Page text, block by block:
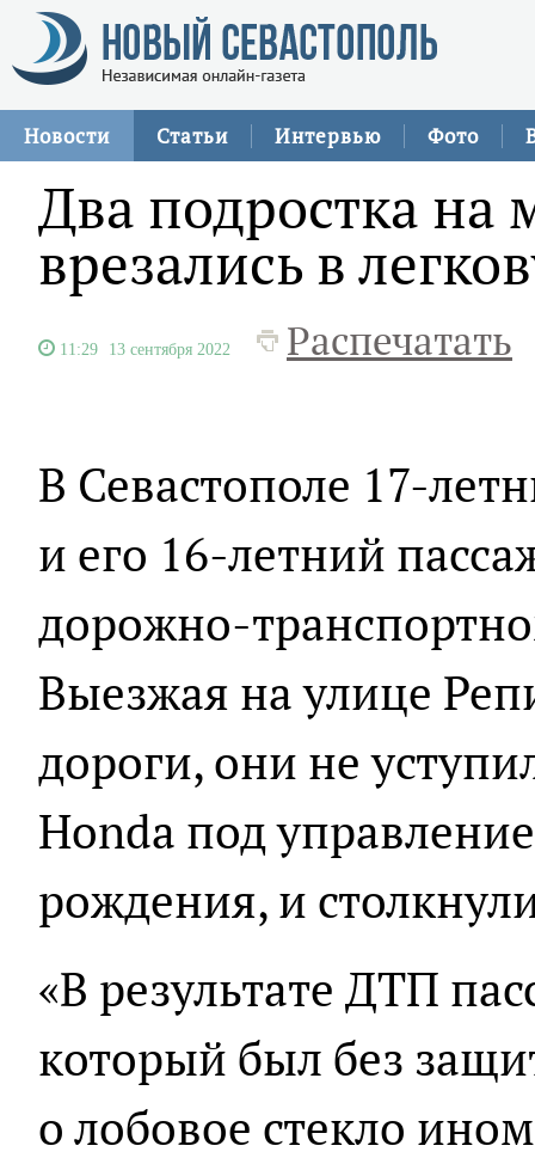
Новости Статьи Интервью Фото
Два подростка на
врезались в
11:29 13 сентября 2022 Распечатать
В Севастополе 17-
и его 16-летний
дорожно-
Выезжая на улице
дороги, они не
Honda под
рождения, и
«В результате ДТП
который был без
о лобовое стекло